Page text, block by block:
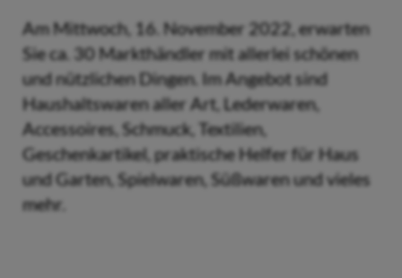
Am Mittwoch, 16. November 2022, erwarten
Sie ca. 30 Markthändler mit allerlei schönen
und nützlichen Dingen. Im Angebot sind
Haushaltswaren aller Art, Lederwaren,
Accessoires, Schmuck, Textilien,
Geschenkartikel, praktische Helfer für Haus
und Garten, Spielwaren, Süßwaren und vieles
mehr.